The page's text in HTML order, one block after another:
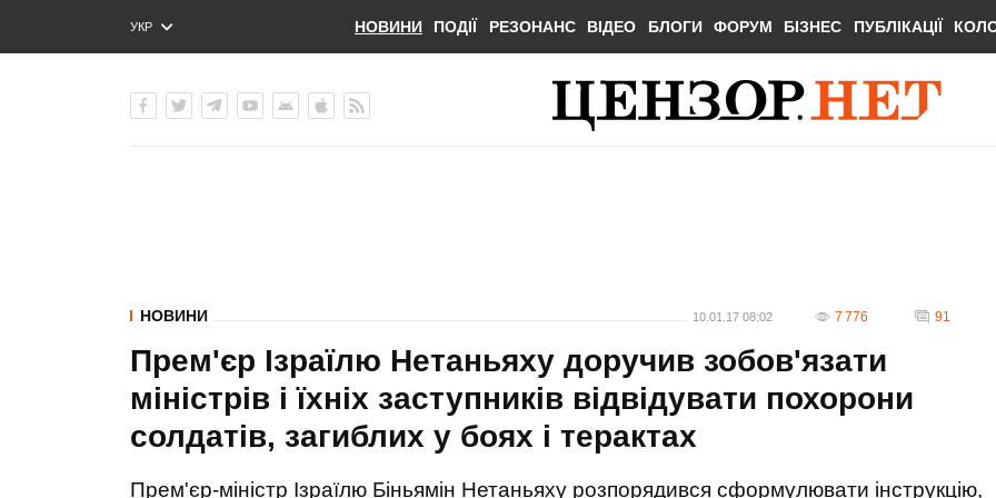
УКР
ENG
НОВИНИ ПОДІЇ РЕЗОНАНС ВІДЕО БЛОГИ ФОРУМ БІЗНЕС ПУБЛІКАЦІЇ
НОВИНИ 10.01.17 08:02 7 776 91
Прем'єр Ізраїлю Нетаньяху доручив зобов'язати
міністрів і їхніх заступників відвідувати похорони
солдатів, загиблих у боях і терактах
Прем'єр-міністр Ізраїлю Біньямін Нетаньяху розпорядився сформулювати інструкцію,